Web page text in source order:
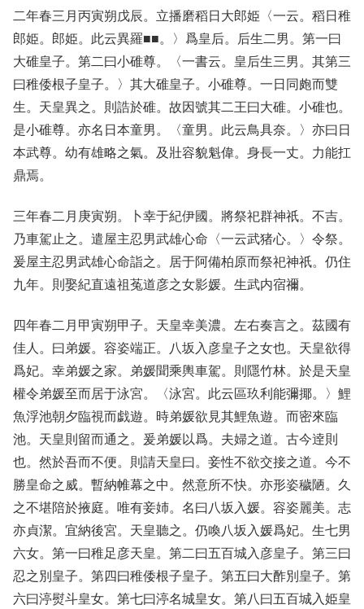
二年春三月丙寅朔戊辰。立播磨稻日大郎姫〈一云。稻日稚
郎姫。郎姫。此云異羅■■。〉爲皇后。后生二男。第一曰
大碓皇子。第二曰小碓尊。〈一書云。皇后生三男。其第三
曰稚倭根子皇子。〉其大碓皇子。小碓尊。一日同皰而雙
生。天皇異之。則誥於碓。故因號其二王曰大碓。小碓也。
是小碓尊。亦名日本童男。〈童男。此云鳥具奈。〉亦曰日
本武尊。幼有雄略之氣。及壯容貌魁偉。身長一丈。力能扛
鼎焉。
三年春二月庚寅朔。卜幸于紀伊國。將祭祀群神祇。不吉。
乃車駕止之。遣屋主忍男武雄心命〈一云武猪心。〉令祭。
爰屋主忍男武雄心命詣之。居于阿備柏原而祭祀神祇。仍住
九年。則娶紀直遠祖菟道彦之女影媛。生武内宿禰。
四年春二月甲寅朔甲子。天皇幸美濃。左右奏言之。茲國有
佳人。曰弟媛。容姿端正。八坂入彦皇子之女也。天皇欲得
爲妃。幸弟媛之家。弟媛聞乘輿車駕。則隱竹林。於是天皇
權令弟媛至而居于泳宮。〈泳宮。此云區玖利能彌揶。〉鯉
魚浮池朝夕臨視而戯遊。時弟媛欲見其鯉魚遊。而密來臨
池。天皇則留而通之。爰弟媛以爲。夫婦之道。古今逹則
也。然於吾而不便。則請天皇曰。妾性不欲交接之道。今不
勝皇命之威。暫納帷幕之中。然意所不快。亦形姿穢陋。久
之不堪陪於掖庭。唯有妾姉。名曰八坂入媛。容姿麗美。志
亦貞潔。宜納後宮。天皇聽之。仍喚八坂入媛爲妃。生七男
六女。第一曰稚足彦天皇。第二曰五百城入彦皇子。第三曰
忍之別皇子。第四曰稚倭根子皇子。第五曰大酢別皇子。第
六曰渟熨斗皇女。第七曰渟名城皇女。第八曰五百城入姫皇